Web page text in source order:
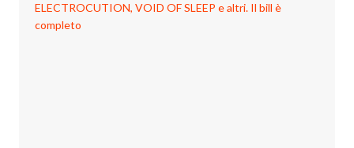
ELECTROCUTION, VOID OF SLEEP e altri. Il bill è
completo